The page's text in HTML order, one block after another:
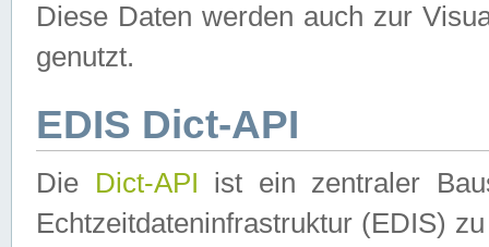
Diese Daten werden auch zur
genutzt.
EDIS Dict-API
Die Dict-API ist ein zentraler
Echtzeitdateninfrastruktur (EDIS)